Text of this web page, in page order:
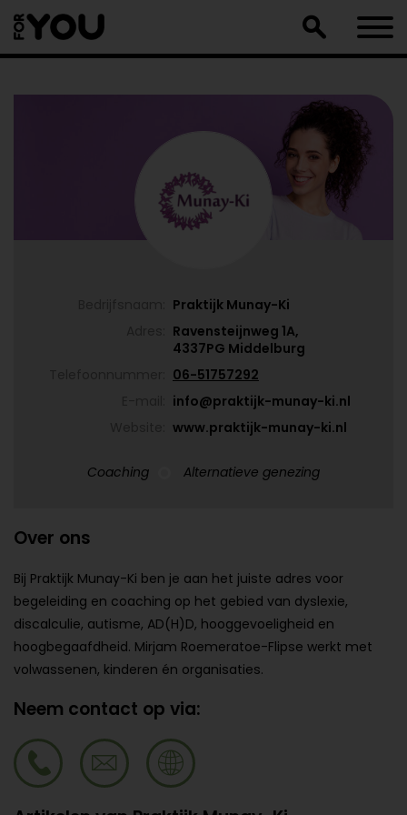
naar
artikel
Praktijk Munay-Ki
Ravensteijnweg 1A,
4337PG Middelburg
06-51757292
info@praktijk-munay-ki.nl
www.praktijk-munay-ki.nl
Coaching Alternatieve genezing
Over ons
Bij Praktijk Munay-Ki ben je aan het juiste adres voor
begeleiding en coaching op het gebied van dyslexie,
discalculie, autisme, AD(H)D, hooggevoeligheid en
hoogbegaafdheid. Mirjam Roemeratoe-Flipse werkt met
volwassenen, kinderen én organisaties.
Neem contact op via: